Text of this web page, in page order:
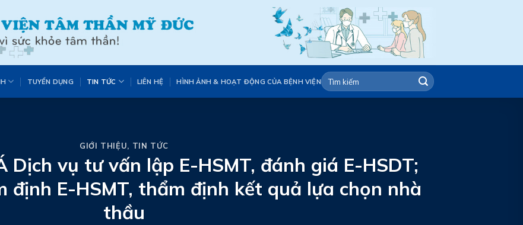
TUYỂN DỤNG TIN TỨC LIÊN HỆ HÌNH ẢNH & HOẠT ĐỘNG CỦA BỆNH VIỆN
GIỚI THIỆU, TIN TỨC
Dịch vụ tư vấn lập E-HSMT, đánh giá E-HSDT;
định E-HSMT, thẩm định kết quả lựa chọn nhà
thầu